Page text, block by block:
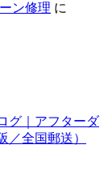
ン修理 に
グ｜アフターダ
／全国郵送）